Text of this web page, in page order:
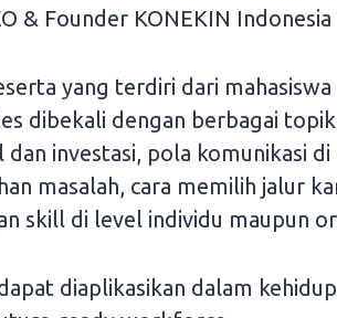
& Founder KONEKIN
yang terdiri dari
dibekali dengan berbagai
dan investasi, pola komunikasi di
masalah, cara memilih jalur
skill di level individu maupun
diaplikasikan dalam